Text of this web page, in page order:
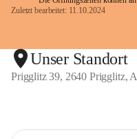
Zuletzt bearbeitet: 11.10.2024
Unser Standort
Prigglitz 39, 2640 Prigglitz,